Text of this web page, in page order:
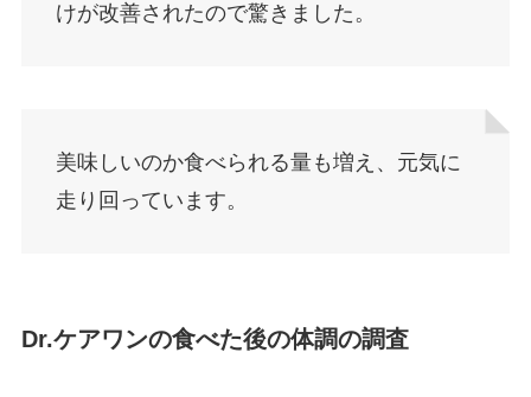
けが改善されたので驚きました。
美味しいのか食べられる量も増え、元気に
走り回っています。
Dr.ケアワンの食べた後の体調の調査